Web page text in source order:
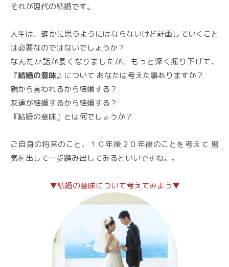
それが現代の結婚です。
人生は、確かに思うようにはならないけど計画していくこと
は必要なのではないでしょうか？
なんだか話が長くなりましたが、もっと深く掘り下げて、
『結婚の意味』 について あなたは考えた事ありますか？
親から言われるから結婚する？
友達が結婚するから結婚する？
『結婚の意味』とは何でしょうか？
ご自身の将来のこと、１０年後２０年後のことを考えて 勇
気を出して一歩踏み出してみるといいですね。。
▼結婚の意味について考えてみよう▼